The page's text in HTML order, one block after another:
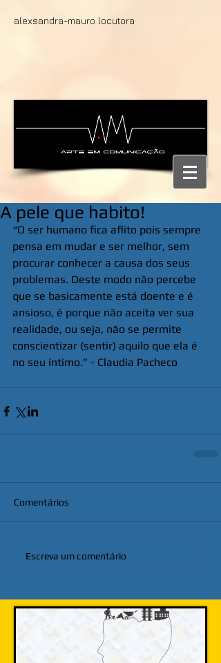
alexsandra-mauro locutora
A pele que habito!
“O ser humano fica aflito pois sempre
pensa em mudar e ser melhor, sem
procurar conhecer a causa dos seus
problemas. Deste modo não percebe
que se basicamente está doente e é
ansioso, é porque não aceita ver sua
realidade, ou seja, não se permite
conscientizar (sentir) aquilo que ela é
no seu íntimo.” - Claudia Pacheco
Comentários
Escreva um comentário